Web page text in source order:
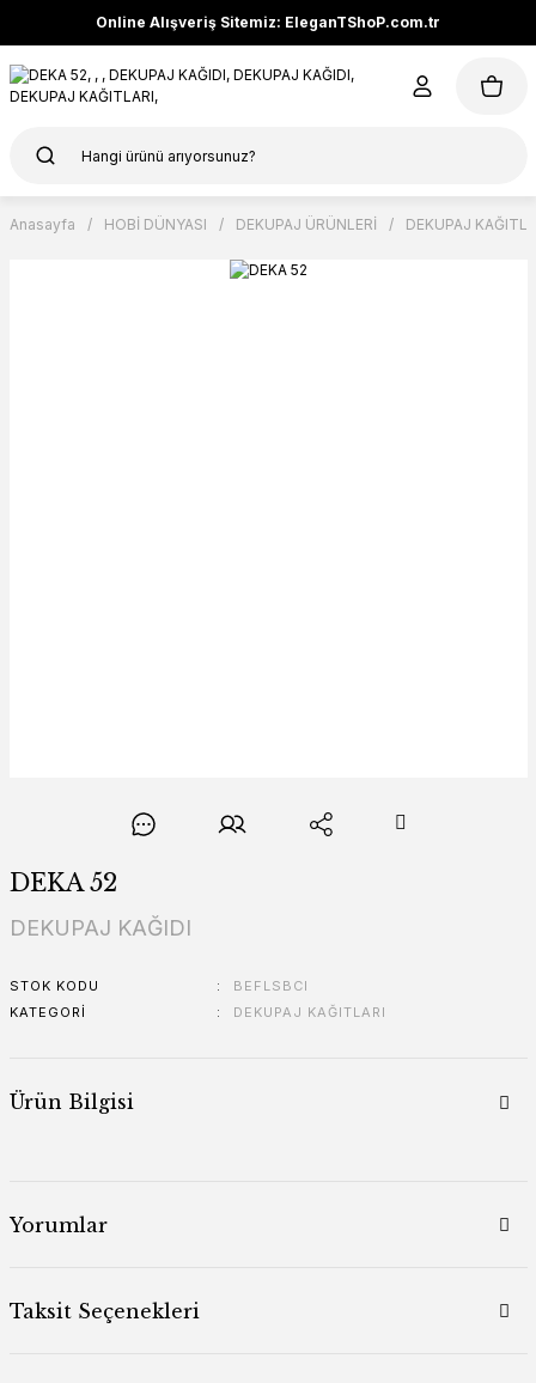
Online Alışveriş Sitemiz: EleganTShoP.com.tr
Anasayfa HOBİ DÜNYASI DEKUPAJ ÜRÜNLERİ DEKUPAJ
DEKA 52
DEKUPAJ KAĞIDI
STOK KODU
BEFLSBCI
KATEGORI
DEKUPAJ KAĞITLARI
Ürün Bilgisi
Yorumlar
Taksit Seçenekleri